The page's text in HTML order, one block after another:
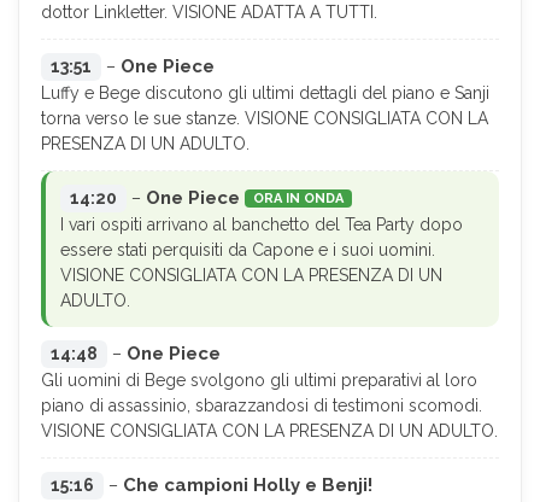
dottor Linkletter. VISIONE ADATTA A TUTTI.
13:51 – One Piece
Luffy e Bege discutono gli ultimi dettagli del piano e Sanji
torna verso le sue stanze. VISIONE CONSIGLIATA CON LA
PRESENZA DI UN ADULTO.
14:20 – One Piece ORA IN ONDA
I vari ospiti arrivano al banchetto del Tea Party dopo
essere stati perquisiti da Capone e i suoi uomini.
VISIONE CONSIGLIATA CON LA PRESENZA DI UN
ADULTO.
14:48 – One Piece
Gli uomini di Bege svolgono gli ultimi preparativi al loro
piano di assassinio, sbarazzandosi di testimoni scomodi.
VISIONE CONSIGLIATA CON LA PRESENZA DI UN ADULTO.
15:16 – Che campioni Holly e Benji!